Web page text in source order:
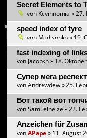
Secret Elements to
von Kevinnomia » 27.
speed index of tyre
von Madisonkb» 19.
fast indexing of
von Jacobkn» 18.
Супер мега респект
vonAndrewdew» 25.
Вот такой вот
vonSamuelneize » 22.
Anzeichen für
vonAPape» 11. August